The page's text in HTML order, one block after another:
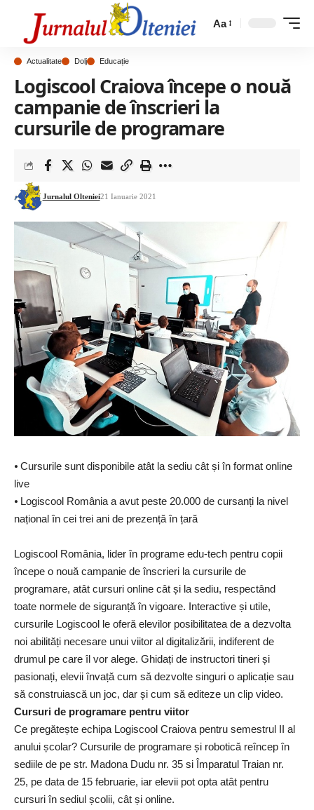
Aa
Actualitate Dolj Educație
Logiscool Craiova începe o nouă
campanie de înscrieri la
cursurile de programare
Jurnalul Olteniei21 Ianuarie 2021
⦁ Cursurile sunt disponibile atât la sediu cât și în format online
live
⦁ Logiscool România a avut peste 20.000 de cursanți la nivel
național în cei trei ani de prezență în țară
Logiscool România, lider în programe edu-tech pentru copii
începe o nouă campanie de înscrieri la cursurile de
programare, atât cursuri online cât și la sediu, respectând
toate normele de siguranță în vigoare. Interactive și utile,
cursurile Logiscool le oferă elevilor posibilitatea de a dezvolta
noi abilități necesare unui viitor al digitalizării, indiferent de
drumul pe care îl vor alege. Ghidați de instructori tineri și
pasionați, elevii învață cum să dezvolte singuri o aplicație sau
să construiască un joc, dar și cum să editeze un clip video.
Cursuri de programare pentru viitor
Ce pregătește echipa Logiscool Craiova pentru semestrul II al
anului școlar? Cursurile de programare și robotică reîncep în
sediile de pe str. Madona Dudu nr. 35 si Împaratul Traian nr.
25, pe data de 15 februarie, iar elevii pot opta atât pentru
cursuri în sediul școlii, cât și online.